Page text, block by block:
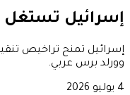
إسرائيل تستغل
إسرائيل تمنح تراخيص
وورلد برس عربي.
4 يوليو 2026